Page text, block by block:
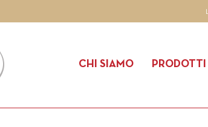
CHI SIAMO PRODOTTI